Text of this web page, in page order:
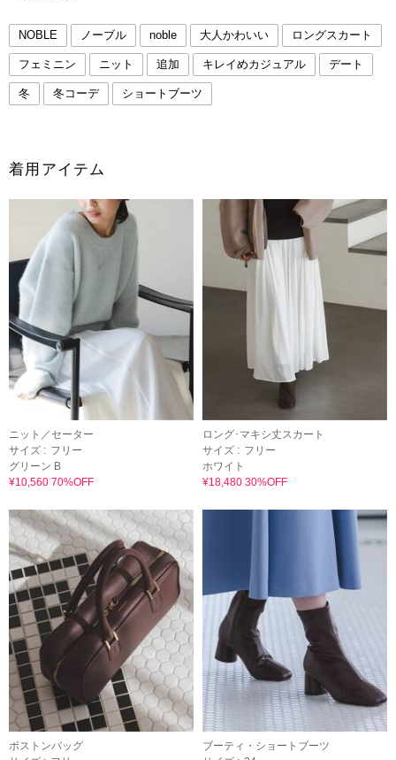
NOBLE ノーブル noble 大人かわいい ロングスカート
フェミニン ニット 追加 キレイめカジュアル デート
冬 冬コーデ ショートブーツ
着用アイテム
ニット／セーター
サイズ : フリー
グリーン B
¥10,560 70%OFF
ロング･マキシ丈スカート
サイズ : フリー
ホワイト
¥18,480 30%OFF
ボストンバッグ
ブーティ・ショートブーツ